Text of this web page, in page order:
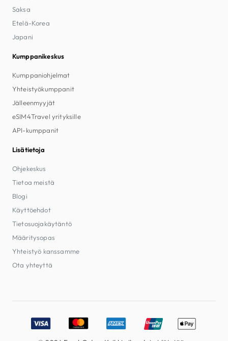
Saksa
Etelä-Korea
Japani
Kumppanikeskus
Kumppaniohjelmat
Yhteistyökumppanit
Jälleenmyyjät
eSIM4Travel yrityksille
API-kumppanit
Lisätietoja
Ohjekeskus
Tietoa meistä
Blogi
Käyttöehdot
Tietosuojakäytäntö
Määritysopas
Yhteistyö kanssamme
Ota yhteyttä
Accepted payment methods: Visa, MasterCard, American